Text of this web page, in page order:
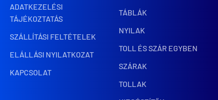
ADATKEZELÉSI
TÁJÉKOZTATÁS
SZÁLLÍTÁSI FELTÉTELEK
ELÁLLÁSI NYILATKOZAT
KAPCSOLAT
TÁBLÁK
NYILAK
TOLL ÉS SZÁR EGYBEN
SZÁRAK
TOLLAK